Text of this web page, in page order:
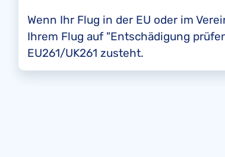
Wenn Ihr Flug in der EU oder im
Ihrem Flug auf "Entschädigung
EU261/UK261 zusteht.